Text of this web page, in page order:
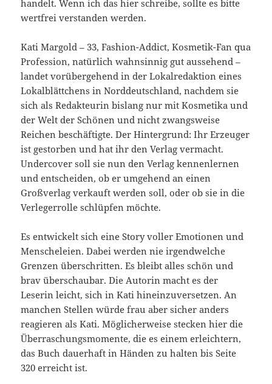
handelt. Wenn ich das hier schreibe, sollte es bitte
wertfrei verstanden werden.
Kati Margold – 33, Fashion-Addict, Kosmetik-Fan qua
Profession, natürlich wahnsinnig gut aussehend –
landet vorübergehend in der Lokalredaktion eines
Lokalblättchens in Norddeutschland, nachdem sie
sich als Redakteurin bislang nur mit Kosmetika und
der Welt der Schönen und nicht zwangsweise
Reichen beschäftigte. Der Hintergrund: Ihr Erzeuger
ist gestorben und hat ihr den Verlag vermacht.
Undercover soll sie nun den Verlag kennenlernen
und entscheiden, ob er umgehend an einen
Großverlag verkauft werden soll, oder ob sie in die
Verlegerrolle schlüpfen möchte.
Es entwickelt sich eine Story voller Emotionen und
Menscheleien. Dabei werden nie irgendwelche
Grenzen überschritten. Es bleibt alles schön und
brav überschaubar. Die Autorin macht es der
Leserin leicht, sich in Kati hineinzuversetzen. An
manchen Stellen würde frau aber sicher anders
reagieren als Kati. Möglicherweise stecken hier die
Überraschungsmomente, die es einem erleichtern,
das Buch dauerhaft in Händen zu halten bis Seite
320 erreicht ist.